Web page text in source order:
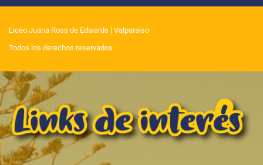
Liceo Juana Ross de Edwards | Valparaiso
Todos los derechos reservados